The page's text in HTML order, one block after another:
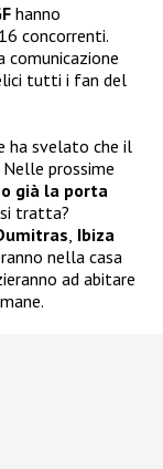
hanno
concorrenti.
comunicazione
tutti i fan del
ha svelato che il
Nelle prossime
già la porta
si tratta?
Ibiza
nella casa
ad abitare